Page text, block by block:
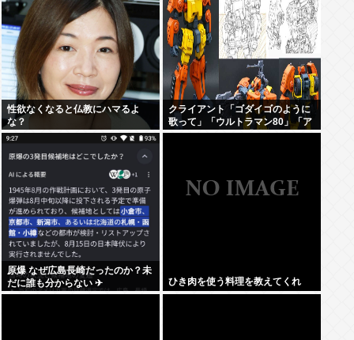
性欲なくなると仏教にハマるよ
な？
クライアント「ゴダイゴのように
歌って」「ウルトラマン80」「ア
ルフィのように」「星のピアス」
原爆 なぜ広島長崎だったのか？未
だに誰も分からない ✈
ひき肉を使う料理を教えてくれ